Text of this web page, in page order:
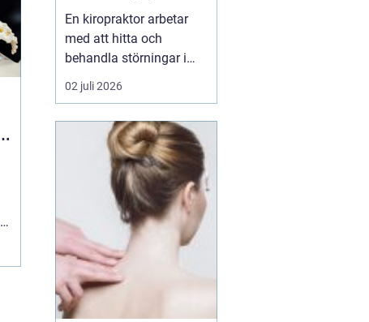
tillbaka
En kiropraktor arbetar
med att hitta och
behandla störningar i
kroppens leder, muskler
och nervsystem. Målet
smärta, bättre rörlighet
och en vardag som
fungerar igen.
Kiropraktik passar
många som kämpar
med återkommande
ryggont...
02 juli 2026